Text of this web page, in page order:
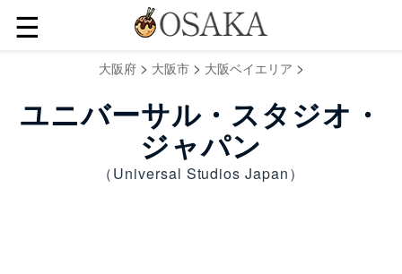
☰
大阪府> 大阪市> 大阪ベイエリア >
ユニバーサル・スタジオ・
ジャパン
（Universal Studios Japan）